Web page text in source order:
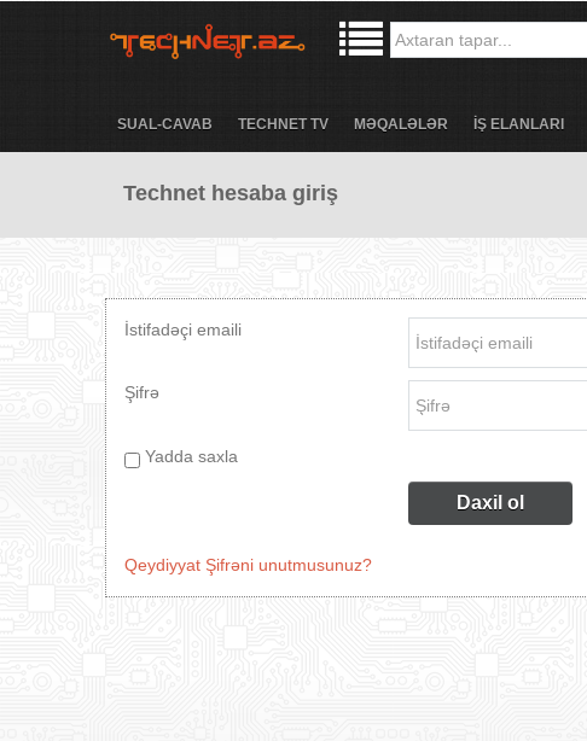
SUAL-CAVAB TECHNET TV MƏQALƏLƏR İŞ ELANLARI
Technet hesaba giriş
İstifadəçi emaili
Şifrə
Yadda saxla
Daxil ol
Qeydiyyat Şifrəni unutmusunuz?